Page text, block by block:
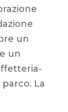
un
un
La